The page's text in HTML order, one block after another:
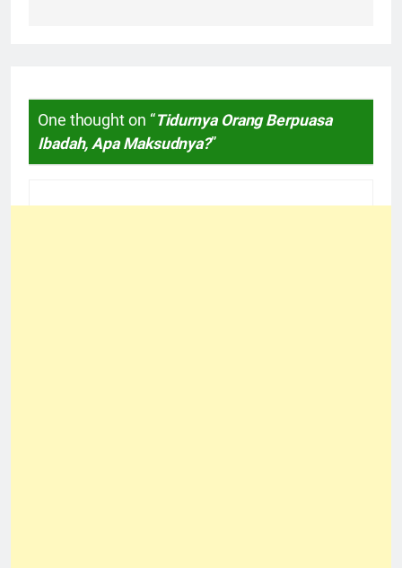
One thought on “Tidurnya Orang Berpuasa
Ibadah, Apa Maksudnya?”